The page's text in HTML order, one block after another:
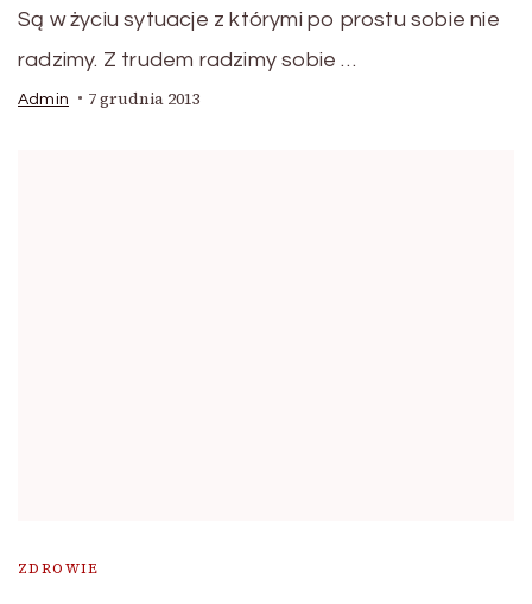
Są w życiu sytuacje z którymi po prostu sobie nie
radzimy. Z trudem radzimy sobie …
Admin 7 grudnia 2013
ZDROWIE